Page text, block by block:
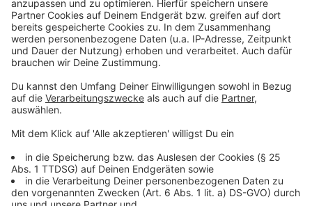
Bundesarztregisters mit Stichtag 31. Dezember 2024
hervorgeht. In der Region Nordrhein liegt es bei 53,6
und in Westfalen-Lippe bei 54,1. Bei der Dichte der
Hausärzte ist die Region Westfalen-Lippe sogar
Hausärzten pro 100.000 Einwohnern. Nordrhein liegt
mit gut 66 im Mittelfeld.
Deutschland Praxenland." Doch klar sei auch: "Die
Ressource Arztpraxis ist kein Selbstläufer, und die
Ressource Arztzeit bleibt ein knappes Gut." Immer